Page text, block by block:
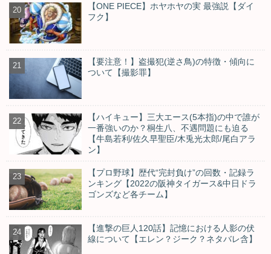
【ONE PIECE】ホヤホヤの実 最強説【ダイ
フク】
【要注意！】盗撮犯(逆さ鳥)の特徴・傾向に
ついて【撮影罪】
【ハイキュー】三大エース(5本指)の中で誰が
一番強いのか？桐生八、不遇問題にも迫る
【牛島若利/佐久早聖臣/木兎光太郎/尾白アラ
ン】
【プロ野球】歴代“完封負け”の回数・記録ラ
ンキング【2022の阪神タイガース&中日ドラ
ゴンズなど各チーム】
【進撃の巨人120話】記憶における人影の伏
線について【エレン？ジーク？ネタバレ含】